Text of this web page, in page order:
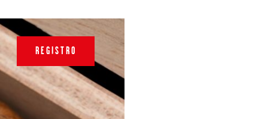
REGISTRO